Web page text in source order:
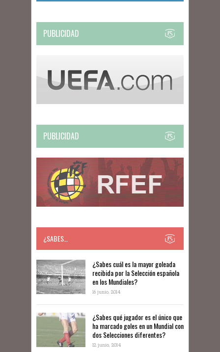
PUBLICIDAD
PUBLICIDAD
¿SABES…
​​¿Sabes cuál es la mayor goleada
recibida por la Selección española
en los Mundiales?
16 junio, 2014
¿Sabes qué jugador es el único que
ha marcado goles en un Mundial con
dos Selecciones diferentes?
12 junio, 2014